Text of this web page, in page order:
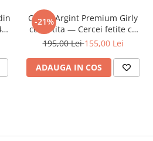
-21%
Cercei Argint Premium Girly
cu tortita — Cercei fetite cu
Floricele - Pelicula
195,00 Lei155,00 Lei
ADAUGA IN COS